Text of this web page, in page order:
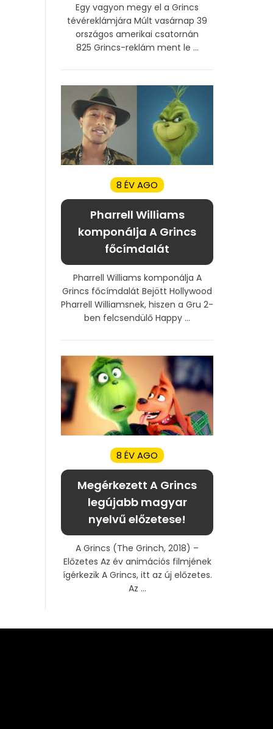
Egy vagyon megy el a Grincs
tévéreklámjára Múlt vasárnap 39
országos amerikai csatornán
825 Grincs-reklám ment le ...
8 ÉV AGO
Pharrell Williams
komponálja A Grincs
főcímdalát
Pharrell Williams komponálja A
Grincs főcímdalát Bejött Hollywood
Pharrell Williamsnek, hiszen a Gru 2-
ben felcsendülő Happy ...
8 ÉV AGO
Megérkezett A Grincs
legújabb magyar
nyelvű előzetese!
A Grincs (The Grinch, 2018) –
Előzetes Az év animációs filmjének
ígérkezik A Grincs, itt az új előzetes.
Az ...